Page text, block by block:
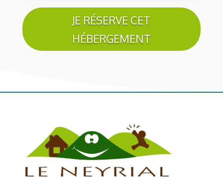
JE RÉSERVE CET
HÉBERGEMENT